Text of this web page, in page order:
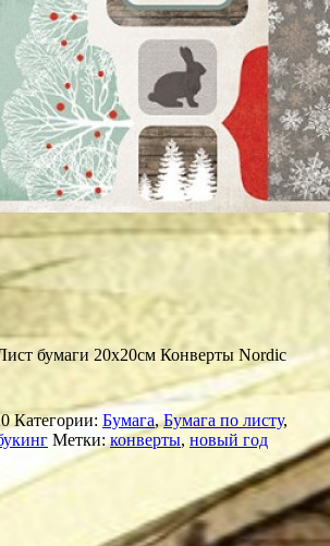
бумаги 20х20см Конверты Nordic
Категории: Бумага,Бумага по листу,
Метки:конверты, новый год